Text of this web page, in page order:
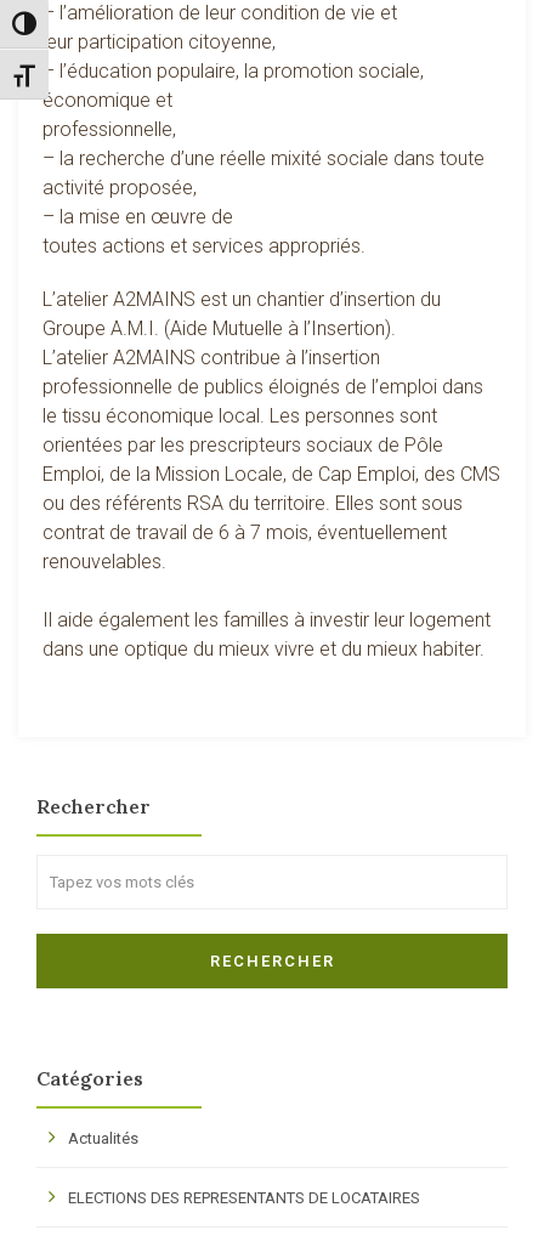
Passer en contraste élevé
Changer la taille de la police
– l’amélioration de leur condition de vie et
leur participation citoyenne,
– l’éducation populaire, la promotion sociale,
économique et
professionnelle,
– la recherche d’une réelle mixité sociale dans toute
activité proposée,
– la mise en œuvre de
toutes actions et services appropriés.
L’atelier A2MAINS est un chantier d’insertion du
Groupe A.M.I. (Aide Mutuelle à l’Insertion).
L’atelier A2MAINS contribue à l’insertion
professionnelle de publics éloignés de l’emploi dans
le tissu économique local. Les personnes sont
orientées par les prescripteurs sociaux de Pôle
Emploi, de la Mission Locale, de Cap Emploi, des CMS
ou des référents RSA du territoire. Elles sont sous
contrat de travail de 6 à 7 mois, éventuellement
renouvelables.
Il aide également les familles à investir leur logement
dans une optique du mieux vivre et du mieux habiter.
Rechercher
RECHERCHER
Catégories
Actualités
ELECTIONS DES REPRESENTANTS DE LOCATAIRES